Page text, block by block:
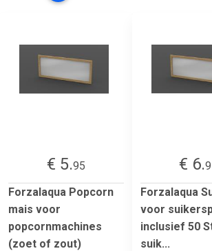
€ 5.95
Forzalaqua Popcorn
mais voor
popcornmachines
(zoet of zout)
€ 6.
Forzalaqua
voor
inclusief 50
suik...